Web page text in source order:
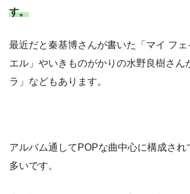
す。
最近だと秦基博さんが書いた「マイ フェ
エル」やいきものがかりの水野良樹さん
ラ」などもあります。
アルバム通してPOPな曲中心に構成され
多いです。